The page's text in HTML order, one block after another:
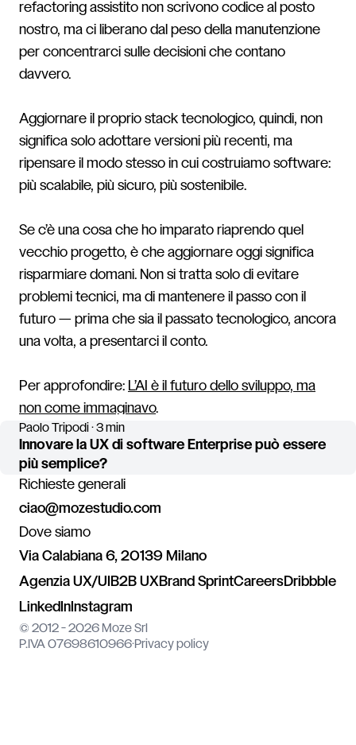
refactoring assistito non scrivono codice al posto
nostro, ma ci liberano dal peso della manutenzione
per concentrarci sulle decisioni che contano
davvero.
Aggiornare il proprio stack tecnologico, quindi, non
significa solo adottare versioni più recenti, ma
ripensare il modo stesso in cui costruiamo software:
più scalabile, più sicuro, più sostenibile.
Se c’è una cosa che ho imparato riaprendo quel
vecchio progetto, è che aggiornare oggi significa
risparmiare domani. Non si tratta solo di evitare
problemi tecnici, ma di mantenere il passo con il
futuro — prima che sia il passato tecnologico, ancora
una volta, a presentarci il conto.
Per approfondire: L’AI è il futuro dello sviluppo, ma
non come immaginavo.
Paolo Tripodi · 3 min
Innovare la UX di software Enterprise può essere
più semplice?
Richieste generali
ciao@mozestudio.com
Dove siamo
Via Calabiana 6, 20139 Milano
Agenzia UX/UI B2B UX Brand SprintCareers Dribbble
LinkedIn Instagram
© 2012 - 2026 Moze Srl
P.IVA 07698610966·Privacy policy